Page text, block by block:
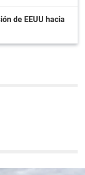
de EEUU hacia